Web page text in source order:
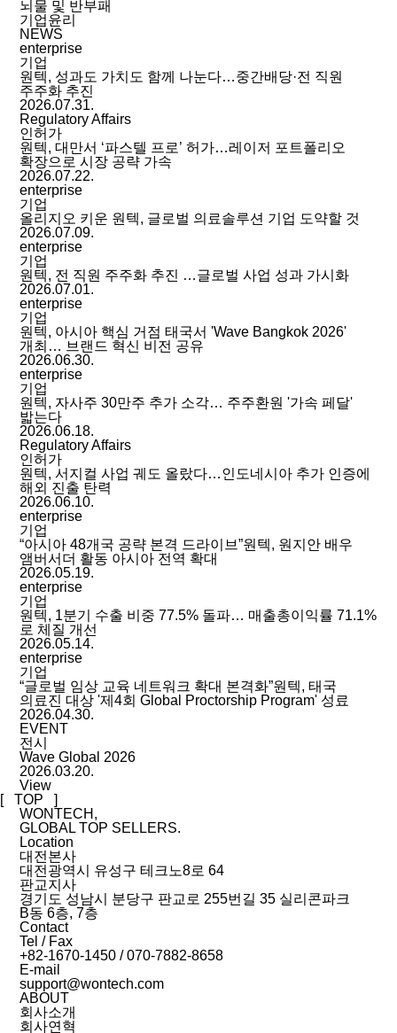
뇌물 및 반부패
기업윤리
NEWS
enterprise
기업
원텍, 성과도 가치도 함께 나눈다…중간배당·전 직원
주주화 추진
2026.07.31.
Regulatory Affairs
인허가
원텍, 대만서 ‘파스텔 프로’ 허가…레이저 포트폴리오
확장으로 시장 공략 가속
2026.07.22.
enterprise
기업
올리지오 키운 원텍, 글로벌 의료솔루션 기업 도약할 것
2026.07.09.
enterprise
기업
원텍, 전 직원 주주화 추진 …글로벌 사업 성과 가시화
2026.07.01.
enterprise
기업
원텍, 아시아 핵심 거점 태국서 'Wave Bangkok 2026'
개최… 브랜드 혁신 비전 공유
2026.06.30.
enterprise
기업
원텍, 자사주 30만주 추가 소각… 주주환원 '가속 페달'
밟는다
2026.06.18.
Regulatory Affairs
인허가
원텍, 서지컬 사업 궤도 올랐다…인도네시아 추가 인증에
해외 진출 탄력
2026.06.10.
enterprise
기업
“아시아 48개국 공략 본격 드라이브”원텍, 원지안 배우
앰버서더 활동 아시아 전역 확대
2026.05.19.
enterprise
기업
원텍, 1분기 수출 비중 77.5% 돌파… 매출총이익률 71.1%
로 체질 개선
2026.05.14.
enterprise
기업
“글로벌 임상 교육 네트워크 확대 본격화”원텍, 태국
의료진 대상 '제4회 Global Proctorship Program' 성료
2026.04.30.
EVENT
전시
Wave Global 2026
2026.03.20.
View
[ TOP ]
WONTECH,
GLOBAL TOP SELLERS.
Location
대전본사
대전광역시 유성구 테크노8로 64
판교지사
경기도 성남시 분당구 판교로 255번길 35 실리콘파크
B동 6층, 7층
Contact
Tel / Fax
+82-1670-1450 / 070-7882-8658
E-mail
support@wontech.com
ABOUT
회사소개
회사연혁